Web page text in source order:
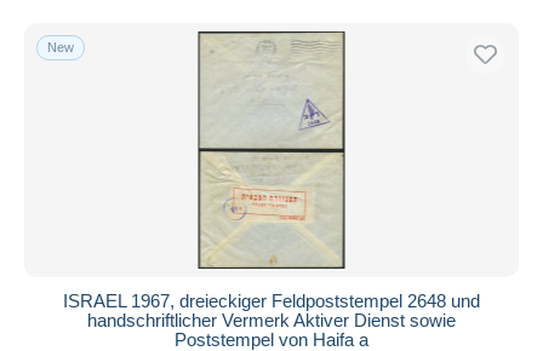
Asia
Covers & Documents
Auction sales with bids
Auctions without bids
Closing in
New
ISRAEL 1967, dreieckiger Feldpoststempel 2648 und
handschriftlicher Vermerk Aktiver Dienst sowie
Poststempel von Haifa a